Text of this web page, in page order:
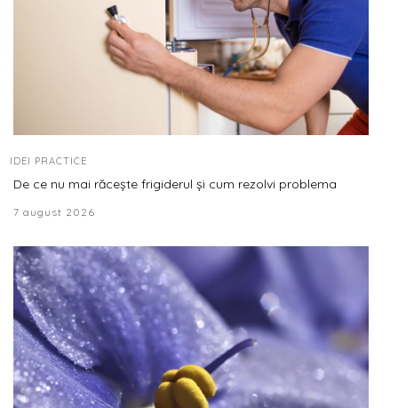
IDEI PRACTICE
De ce nu mai răcește frigiderul și cum rezolvi problema
7 august 2026